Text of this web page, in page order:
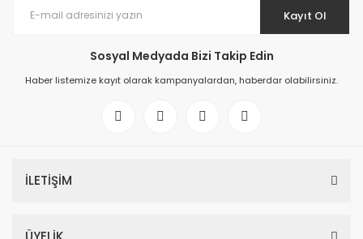
Kayıt Ol
Sosyal Medyada Bizi Takip Edin
Haber listemize kayıt olarak kampanyalardan, haberdar olabilirsiniz.
İLETİŞİM